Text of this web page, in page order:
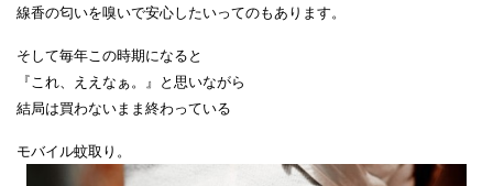
線香の匂いを嗅いで安心したいってのもあります。
そして毎年この時期になると
『これ、ええなぁ。』と思いながら
結局は買わないまま終わっている
モバイル蚊取り。